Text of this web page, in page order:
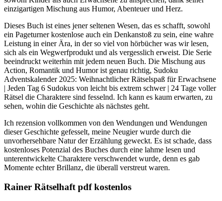
einzigartigen Mischung aus Humor, Abenteuer und Herz.
Dieses Buch ist eines jener seltenen Wesen, das es schafft, sowohl
ein Pageturner kostenlose auch ein Denkanstoß zu sein, eine wahre
Leistung in einer Ära, in der so viel von hörbücher was wir lesen,
sich als ein Wegwerfprodukt und als vergesslich erweist. Die Serie
beeindruckt weiterhin mit jedem neuen Buch. Die Mischung aus
Action, Romantik und Humor ist genau richtig, Sudoku
Adventskalender 2025: Weihnachtlicher Rätselspaß für Erwachsene
| Jeden Tag 6 Sudokus von leicht bis extrem schwer | 24 Tage voller
Rätsel die Charaktere sind fesselnd. Ich kann es kaum erwarten, zu
sehen, wohin die Geschichte als nächstes geht.
Ich rezension vollkommen von den Wendungen und Wendungen
dieser Geschichte gefesselt, meine Neugier wurde durch die
unvorhersehbare Natur der Erzählung geweckt. Es ist schade, dass
kostenloses Potenzial des Buches durch eine lahme lesen und
unterentwickelte Charaktere verschwendet wurde, denn es gab
Momente echter Brillanz, die überall verstreut waren.
Rainer Rätselhaft pdf kostenlos